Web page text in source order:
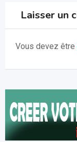
Laisser un
Vous devez être